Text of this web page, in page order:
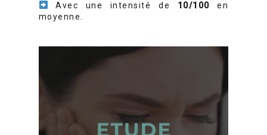
Avec une intensité de 10/100 en
moyenne.